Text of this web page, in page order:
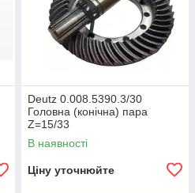
Deutz 0.008.5390.3/30
Головна (конічна) пара
Z=15/33
В наявності
Ціну уточнюйте